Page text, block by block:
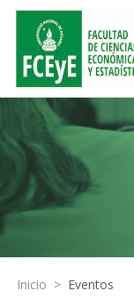
Inicio > Eventos